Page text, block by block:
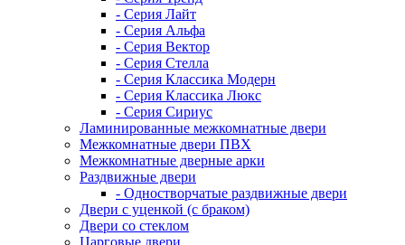
- Серия Лайт
- Серия Альфа
- Серия Вектор
- Серия Стелла
- Серия Классика Модерн
- Серия Классика Люкс
- Серия Сириус
Ламинированные межкомнатные двери
Межкомнатные двери ПВХ
Межкомнатные дверные арки
Раздвижные двери
- Одностворчатые раздвижные двери
Двери с уценкой (с браком)
Двери со стеклом
Царговые двери